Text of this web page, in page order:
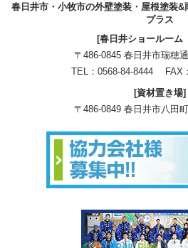
春日井市・小牧市の外壁塗装・屋根塗装
プラス
[春日井ショールーム
〒486-0845 春日井市瑞穂
TEL： 0568-84-8444 FAX
[資材置き場]
〒486-0849 春日井市八田